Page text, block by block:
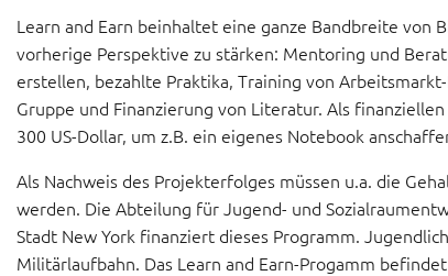
Learn and Earn beinhaltet eine ganze Bandbreite
vorherige Perspektive zu stärken: Mentoring und
erstellen, bezahlte Praktika, Training von
Gruppe und Finanzierung von Literatur. Als
300 US-Dollar, um z.B. ein eigenes Notebook
Als Nachweis des Projekterfolges müssen u.a. die
werden. Die Abteilung für Jugend- und
Stadt New York finanziert dieses Programm.
Militärlaufbahn. Das Learn and Earn-Progamm